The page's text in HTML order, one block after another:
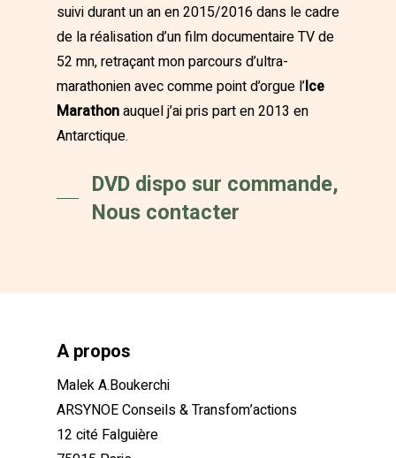
suivi durant un an en 2015/2016 dans le cadre
de la réalisation d’un film documentaire TV de
52 mn, retraçant mon parcours d’ultra-
marathonien avec comme point d’orgue l’Ice
Marathonauquel j’ai pris part en 2013 en
Antarctique.
DVD dispo sur commande,
Nous contacter
A propos
Malek A.Boukerchi
ARSYNOE Conseils & Transfom’actions
12 cité Falguière